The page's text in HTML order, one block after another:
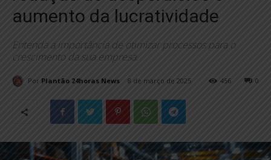
aumento da lucratividade
Entenda a importância de otimizar processos para o
crescimento da sua empresa.
Por Plantão 24horas News 8 de março de 2025 0
456